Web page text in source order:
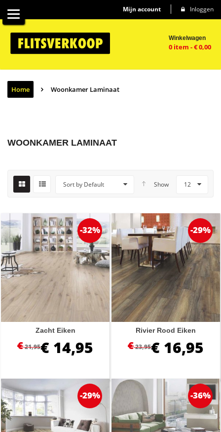
Inloggen
Mijn account
Winkelwagen
0 item -€0,00
Home Woonkamer Laminaat
WOONKAMER LAMINAAT
Sort by Default Show 12
-32%
Zacht Eiken
€21,95€ 14,95
-29%
Rivier Rood Eiken
€23,95€ 16,95
-29% -36%